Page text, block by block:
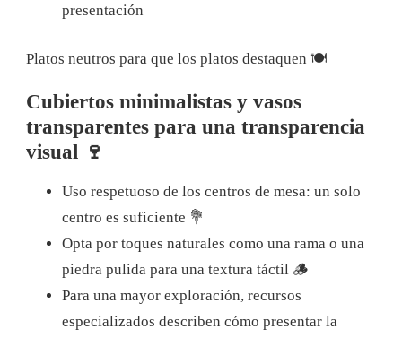
presentación
Platos neutros para que los platos destaquen 🍽️
Cubiertos minimalistas y vasos
transparentes para una transparencia
visual 🍷
Uso respetuoso de los centros de mesa: un solo
centro es suficiente 💐
Opta por toques naturales como una rama o una
piedra pulida para una textura táctil 🪵
Para una mayor exploración, recursos
especializados describen cómo presentar la